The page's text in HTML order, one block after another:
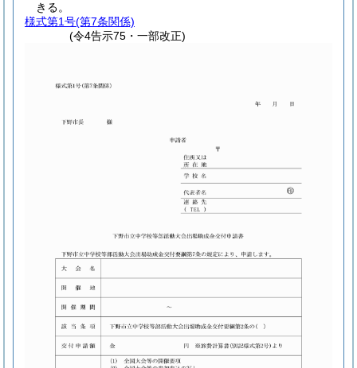
きる。
様式第1号(第7条関係)
(令4告示75・一部改正)